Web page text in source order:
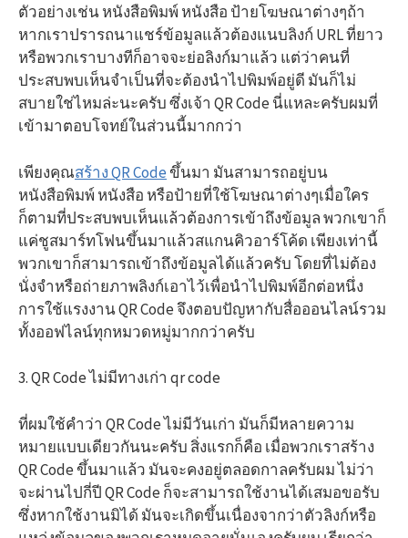
ตัวอย่างเช่น หนังสือพิมพ์ หนังสือ ป้ายโฆษณาต่างๆถ้า
หากเราปรารถนาแชร์ข้อมูลแล้วต้องแนบลิงก์ URL ที่ยาว
หรือพวกเราบางทีก็อาจจะย่อลิงก์มาแล้ว แต่ว่าคนที่
ประสบพบเห็นจำเป็นที่จะต้องนำไปพิมพ์อยู่ดี มันก็ไม่
สบายใช่ไหมล่ะนะครับ ซึ่งเจ้า QR Code นี่แหละครับผมที่
เข้ามาตอบโจทย์ในส่วนนี้มากกว่า
เพียงคุณสร้าง QR Code ขึ้นมา มันสามารถอยู่บน
หนังสือพิมพ์ หนังสือ หรือป้ายที่ใช้โฆษณาต่างๆเมื่อใคร
ก็ตามที่ประสบพบเห็นแล้วต้องการเข้าถึงข้อมูล พวกเขาก็
แค่ชูสมาร์ทโฟนขึ้นมาแล้วสแกนคิวอาร์โค้ด เพียงเท่านี้
พวกเขาก็สามารถเข้าถึงข้อมูลได้แล้วครับ โดยที่ไม่ต้อง
นั่งจำหรือถ่ายภาพลิงก์เอาไว้เพื่อนำไปพิมพ์อีกต่อหนึ่ง
การใช้แรงงาน QR Code จึงตอบปัญหากับสื่อออนไลน์รวม
ทั้งออฟไลน์ทุกหมวดหมู่มากกว่าครับ
3. QR Code ไม่มีทางเก่า qr code
ที่ผมใช้คำว่า QR Code ไม่มีวันเก่า มันก็มีหลายความ
หมายแบบเดียวกันนะครับ สิ่งแรกก็คือ เมื่อพวกเราสร้าง
QR Code ขึ้นมาแล้ว มันจะคงอยู่ตลอดกาลครับผม ไม่ว่า
จะผ่านไปกี่ปี QR Code ก็จะสามารถใช้งานได้เสมอขอรับ
ซึ่งหากใช้งานมิได้ มันจะเกิดขึ้นเนื่องจากว่าตัวลิงก์หรือ